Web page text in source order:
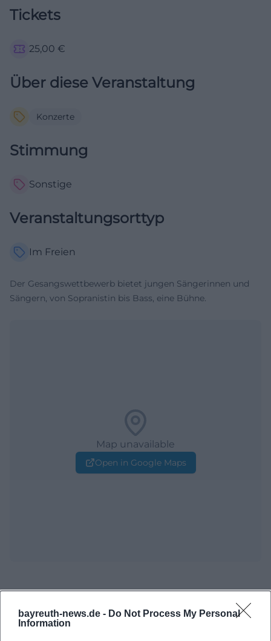
bayreuth-news.de - Do Not Process My Personal
Information
Tickets
25,00 €
Über diese Veranstaltung
Konzerte
Stimmung
Sonstige
Veranstaltungsorttyp
Im Freien
Der Gesangswettbewerb bietet jungen Sängerinnen und
Sängern, von Sopranistin bis Bass, eine Bühne.
Map unavailable
Open in Google Maps